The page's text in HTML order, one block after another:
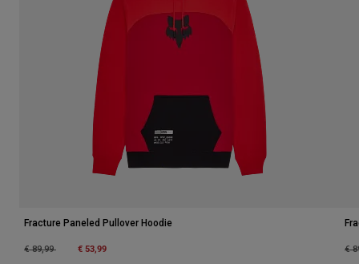
Fracture Paneled Pullover Hoodie
Price reduced from
€ 89,99to € 53,99 €